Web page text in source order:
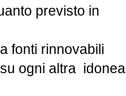
previsto in
fonti rinnovabili
ogni altra idonea